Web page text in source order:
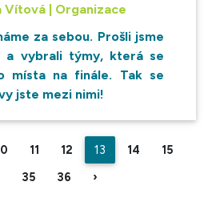
Vítová | Organizace
za sebou. Prošli jsme
a vybrali týmy, která se
místa na finále. Tak se
jste mezi nimi!
11 12 13 14
15
35 36 ›